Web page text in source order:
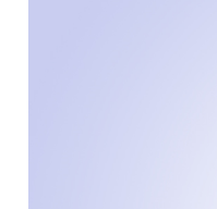
Lorem
adipiscing elit.